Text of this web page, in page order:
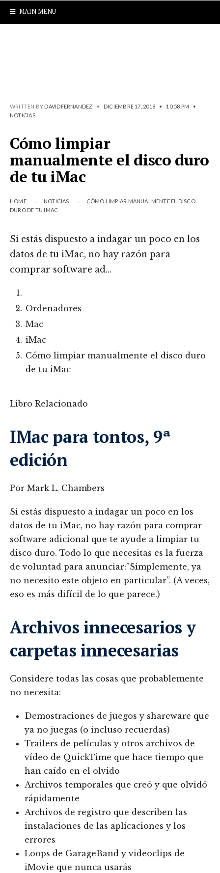
MAIN MENU
WRITTEN BY DAVIDFERNANDEZ • DICIEMBRE 17, 2018 • 10:58 PM
•
NOTICIAS
Cómo limpiar
manualmente el disco duro
de tu iMac
HOME NOTICIAS
CÓMO LIMPIAR MANUALMENTE EL DISCO
DURO DE TU IMAC
Si estás dispuesto a indagar un poco en los
datos de tu iMac, no hay razón para
comprar software ad…
Ordenadores
Mac
iMac
Cómo limpiar manualmente el disco duro
de tu iMac
Libro Relacionado
IMac para tontos, 9ª
edición
Por Mark L. Chambers
Si estás dispuesto a indagar un poco en los
datos de tu iMac, no hay razón para comprar
software adicional que te ayude a limpiar tu
disco duro. Todo lo que necesitas es la fuerza
de voluntad para anunciar:”Simplemente, ya
no necesito este objeto en particular”. (A veces,
eso es más difícil de lo que parece.)
Archivos innecesarios y
carpetas innecesarias
Considere todas las cosas que probablemente
no necesita:
Demostraciones de juegos y shareware que
ya no juegas (o incluso recuerdas)
Trailers de películas y otros archivos de
vídeo de QuickTime que hace tiempo que
han caído en el olvido
Archivos temporales que creó y que olvidó
rápidamente
Archivos de registro que describen las
instalaciones de las aplicaciones y los
errores
Loops de GarageBand y videoclips de
iMovie que nunca usarás